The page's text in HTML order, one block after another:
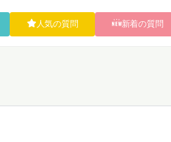
人気の質問 新着の質問